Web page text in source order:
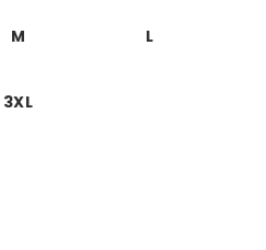
M L
3XL